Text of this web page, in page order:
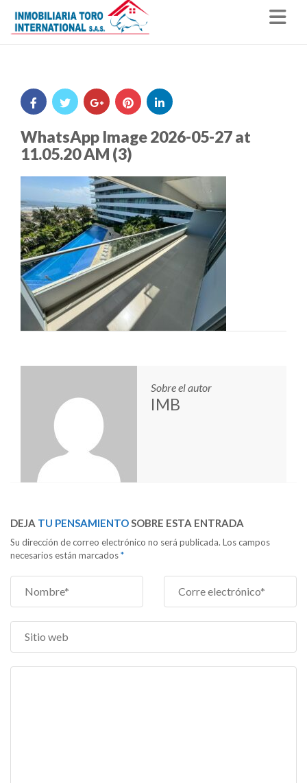
WhatsApp Image 2026-05-27 at
11.05.20 AM (3)
Sobre el autor
IMB
DEJA TU PENSAMIENTOSOBRE ESTA ENTRADA
Su dirección de correo electrónico no será publicada. Los campos
necesarios están marcados*